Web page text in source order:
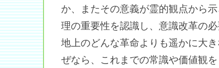
か、またその意義が霊的観点から
理の重要性を認識し、意識改革の
地上のどんな革命よりも遥かに大
ぜなら、これまでの常識や価値観